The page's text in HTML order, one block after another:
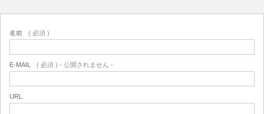
名前 ( 必須 )
E-MAIL ( 必須 ) - 公開されません -
URL